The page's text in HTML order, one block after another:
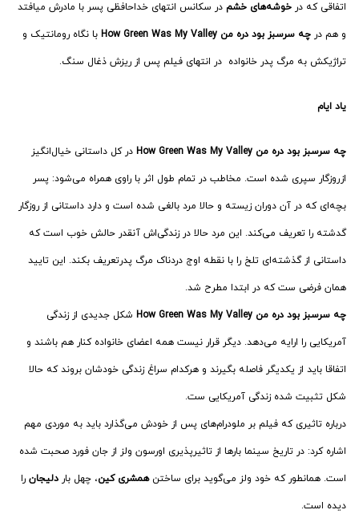
اتفاقی که در خوشه‌­های خشم در سکانس انتهای خداحافظی پسر با مادرش می­افتد
و هم در چه سرسبز بود دره من How Green Was My Valley با نگاه رومانتیک­ و
تراژیکش به مرگ پدر خانواده در انتهای فیلم پس از ریزش ذغال سنگ.
یاد ایام
چه سرسبز بود دره من How Green Was My Valley در کل داستانی خیال‌انگیز
ازروزگار سپری شده است. مخاطب در تمام طول اثر با راوی همراه می­‌شود: پسر
بچه‌ای که در آن دوران زیسته و حالا مرد بالغی شده است و دارد داستانی از روزگار
گدشته را تعریف می­‌کند. این مرد حالا در زندگی‌اش آنقدر حالش خوب است که
داستانی از گذشته­‌ای تلخ را با نقطه اوج دردناک مرگ پدرتعریف بکند. این تایید
همان فرضی ست که در ابتدا مطرح شد.
چه سرسبز بود دره من How Green Was My Valley شکل جدیدی از زندگی
آمریکایی را ارایه می‌دهد. دیگر قرار نیست همه اعضای خانواده کنار هم باشند و
اتفاقا باید از یکدیگر فاصله بگیرند و هرکدام سراغ زندگی خودشان بروند که حالا
شکل تثبیت شده زندگی آمریکایی ست.
درباره تاثیری که فیلم بر ملودرام­‌های پس از خودش می­‌گذارد باید به موردی مهم
اشاره کرد: در تاریخ سینما بارها از تاثیرپذیری اورسون ولز از جان فورد صحبت شده
است. همانطور که خود ولز می­‌گوید برای ساختنهمشری کین، چهل بار دلیجان را
دیده است.